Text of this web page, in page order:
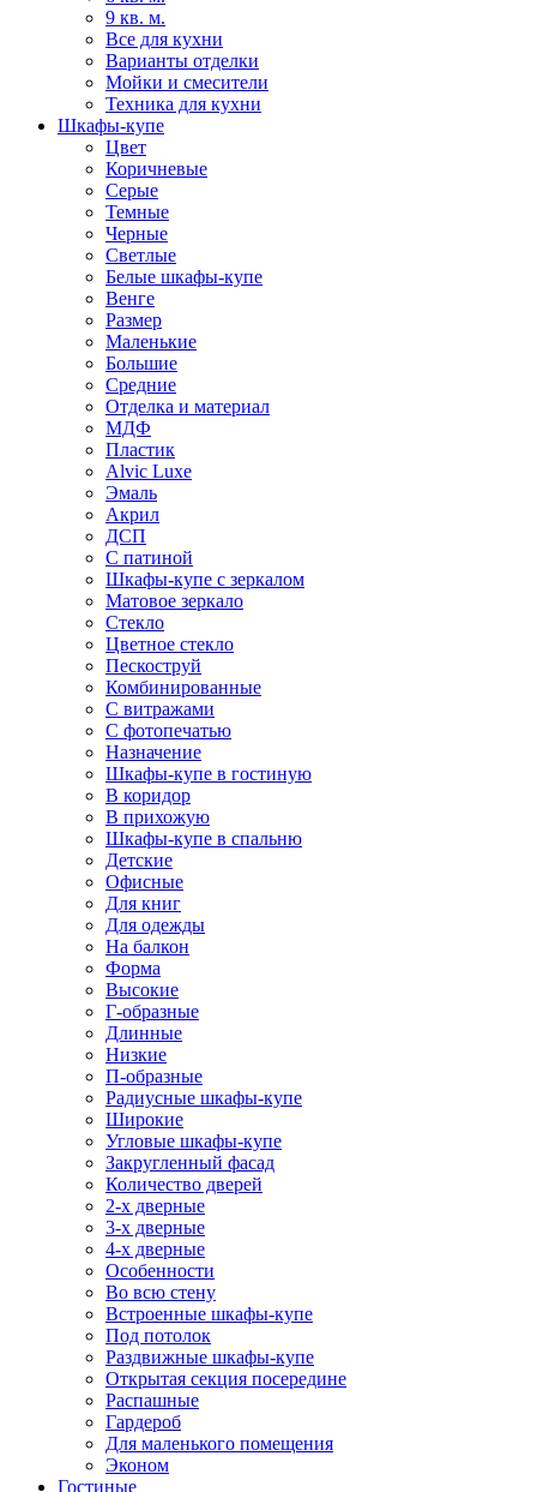
9 кв. м.
Все для кухни
Варианты отделки
Мойки и смесители
Техника для кухни
Шкафы-купе
Цвет
Коричневые
Серые
Темные
Черные
Светлые
Белые шкафы-купе
Венге
Размер
Маленькие
Большие
Средние
Отделка и материал
МДФ
Пластик
Alvic Luxe
Эмаль
Акрил
ДСП
С патиной
Шкафы-купе с зеркалом
Матовое зеркало
Стекло
Цветное стекло
Пескоструй
Комбинированные
С витражами
С фотопечатью
Назначение
Шкафы-купе в гостиную
В коридор
В прихожую
Шкафы-купе в спальню
Детские
Офисные
Для книг
Для одежды
На балкон
Форма
Высокие
Г-образные
Длинные
Низкие
П-образные
Радиусные шкафы-купе
Широкие
Угловые шкафы-купе
Закругленный фасад
Количество дверей
2-х дверные
3-х дверные
4-х дверные
Особенности
Во всю стену
Встроенные шкафы-купе
Под потолок
Раздвижные шкафы-купе
Открытая секция посередине
Распашные
Гардероб
Для маленького помещения
Эконом
Гостиные